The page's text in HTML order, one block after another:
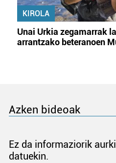
KIROLA
Unai Urkia zegamarrak
arrantzako beteranoen
Azken bideoak
Ez da informaziorik
datuekin.